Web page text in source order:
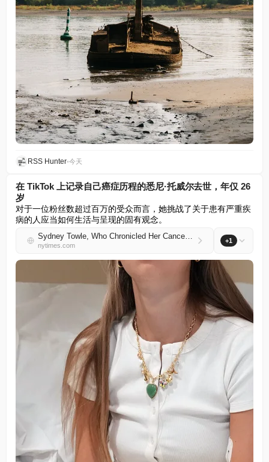
RSS Hunter•今天
在 TikTok 上记录自己癌症历程的悉尼·托威尔去世，年仅 26
岁
对于一位粉丝数超过百万的受众而言，她挑战了关于患有严重疾
病的人应当如何生活与呈现的固有观念。
Sydney Towle, Who Chronicled Her Cancer on TikTok, Dies at 26
nytimes.com
+1